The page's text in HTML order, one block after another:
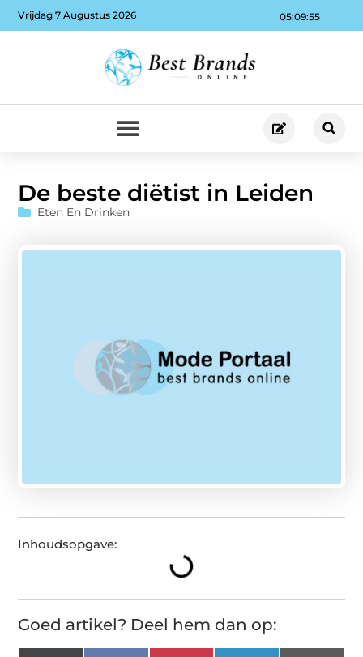
05:09:56
Vrijdag 7 Augustus 2026
De beste diëtist in Leiden
Eten En Drinken
Inhoudsopgave:
Goed artikel? Deel hem dan op: